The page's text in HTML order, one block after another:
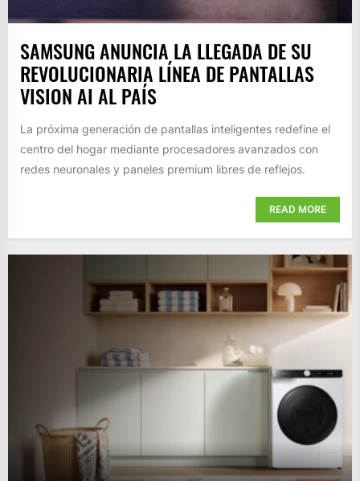
SAMSUNG ANUNCIA LA LLEGADA DE SU
REVOLUCIONARIA LÍNEA DE PANTALLAS
VISION AI AL PAÍS
La próxima generación de pantallas inteligentes redefine el
centro del hogar mediante procesadores avanzados con
redes neuronales y paneles premium libres de reflejos.
READ MORE